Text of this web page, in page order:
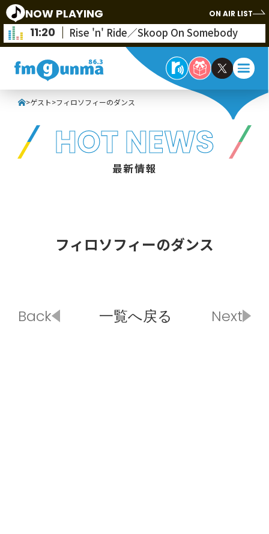
NOW PLAYING ON AIR LIST
11:20 Rise 'n' Ride／Skoop On Somebody
>ゲスト>フィロソフィーのダンス
HOT NEWS
最新情報
フィロソフィーのダンス
Back 一覧へ戻る Next